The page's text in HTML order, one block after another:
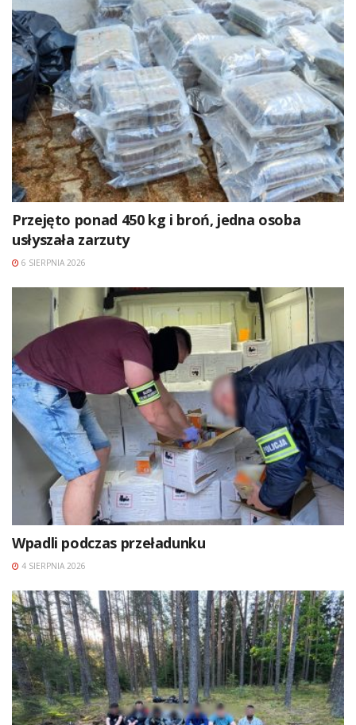
Przejęto ponad 450 kg i broń, jedna osoba
usłyszała zarzuty
6 SIERPNIA 2026
Wpadli podczas przeładunku
4 SIERPNIA 2026